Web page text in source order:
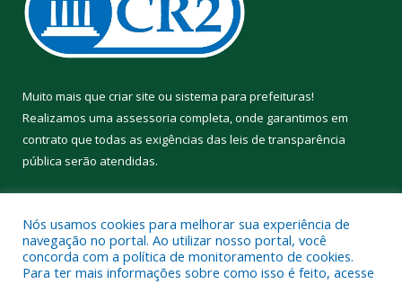
Muito mais que criar site ou sistema para prefeituras!
Realizamos uma assessoria completa, onde garantimos em
contrato que todas as exigências das leis de transparência
pública serão atendidas.
Nós usamos cookies para melhorar sua experiência de
navegação no portal. Ao utilizar nosso portal, você
concorda com a política de monitoramento de cookies.
Para ter mais informações sobre como isso é feito, acesse